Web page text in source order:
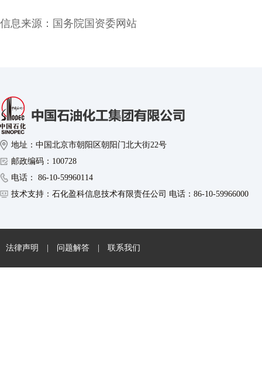
信息来源： 国务院国资委网站
地址：中国北京市朝阳区朝阳门北大街22号
邮政编码：100728
电话： 86-10-59960114
技术支持：石化盈科信息技术有限责任公司 电话：86-10-59966000
法律声明 | 问题解答 | 联系我们